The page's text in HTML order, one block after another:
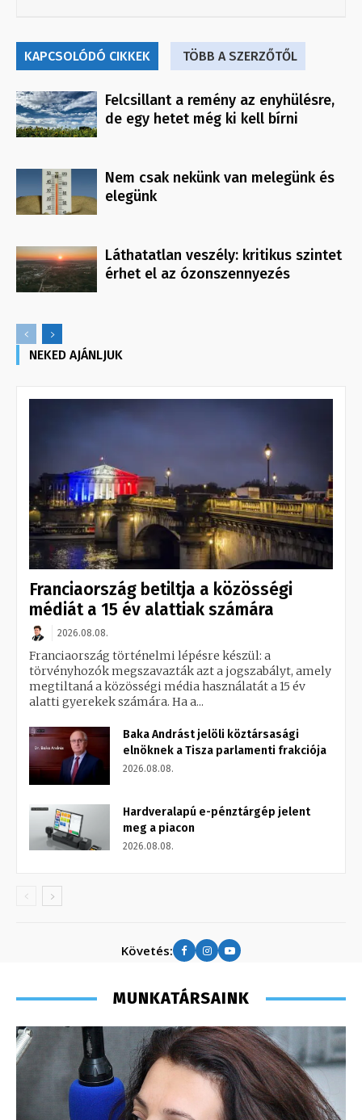
KAPCSOLÓDÓ CIKKEK TÖBB A SZERZŐTŐL
Felcsillant a remény az enyhülésre,
de egy hetet még ki kell bírni
Nem csak nekünk van melegünk és
elegünk
Láthatatlan veszély: kritikus szintet
érhet el az ózonszennyezés
NEKED AJÁNLJUK
Franciaország betiltja a közösségi
médiát a 15 év alattiak számára
2026.08.08.
Franciaország történelmi lépésre készül: a
törvényhozók megszavazták azt a jogszabályt, amely
megtiltaná a közösségi média használatát a 15 év
alatti gyerekek számára. Ha a...
Baka Andrást jelöli köztársasági
elnöknek a Tisza parlamenti frakciója
2026.08.08.
Hardveralapú e-pénztárgép jelent
meg a piacon
2026.08.08.
Követés:
MUNKATÁRSAINK